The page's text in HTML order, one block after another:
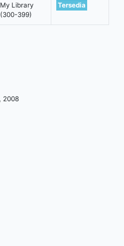
My Library
(300-399)
Tersedia
2008